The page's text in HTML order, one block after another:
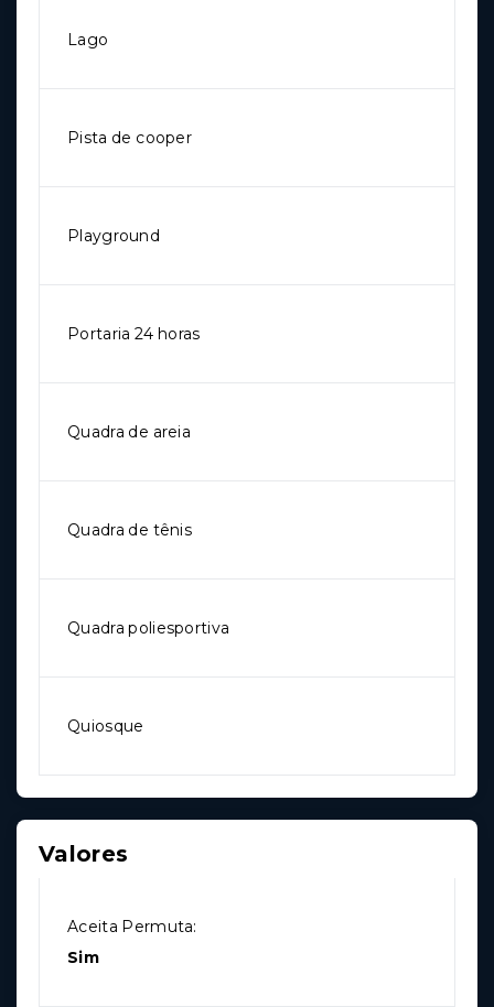
Lago
Pista de cooper
Playground
Portaria 24 horas
Quadra de areia
Quadra de tênis
Quadra poliesportiva
Quiosque
Valores
Aceita Permuta:
Sim